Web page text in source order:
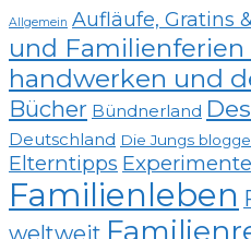
Allgemein Aufläufe, Gratins
und Familienferien
handwerken und
Bücher Bündnerland
Deutschland Die Jungs
Elterntipps Experimente
Familienleben
weltweit